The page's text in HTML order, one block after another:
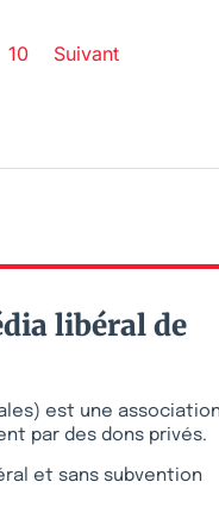
10 Suivant
libéral de
est une
par des dons privés.
et sans subvention